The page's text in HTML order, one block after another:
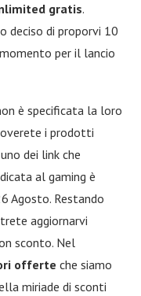
gratis.
deciso di proporvi 10
per il lancio
è specificata la loro
i prodotti
dei link che
al gaming è
Agosto. Restando
aggiornarvi
sconto. Nel
offerte che siamo
miriade di sconti